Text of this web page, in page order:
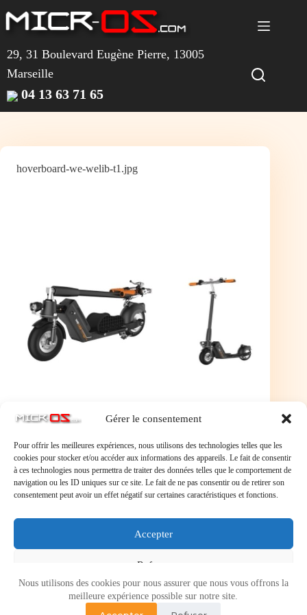
Gérer le consentement
Pour offrir les meilleures expériences, nous utilisons des technologies telles que les
cookies pour stocker et/ou accéder aux informations des appareils. Le fait de consentir
à ces technologies nous permettra de traiter des données telles que le comportement de
navigation ou les ID uniques sur ce site. Le fait de ne pas consentir ou de retirer son
consentement peut avoir un effet négatif sur certaines caractéristiques et fonctions.
Accepter
Refuser
Voir les préférences
au
contenu
Nous utilisons des cookies pour nous assurer que nous vous offrons la
meilleure expérience possible sur notre site.
29, 31 Boulevard Eugène Pierre, 13005
Marseille
04 13 63 71 65
hoverboard-we-welib-t1.jpg
Laisser un commentaire
Vous devez
pour publier un commentaire.